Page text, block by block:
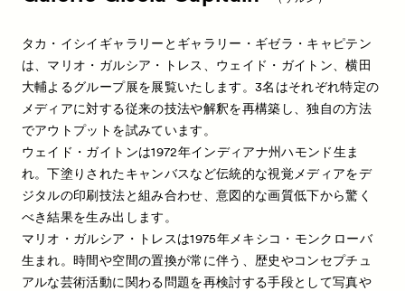
タカ・イシイギャラリーとギャラリー・ギゼラ・キャピテン
は、マリオ・ガルシア・トレス、ウェイド・ガイトン、横田
大輔よるグループ展を展覧いたします。3名はそれぞれ特定の
メディアに対する従来の技法や解釈を再構築し、独自の方法
でアウトプットを試みています。
ウェイド・ガイトンは1972年インディアナ州ハモンド生ま
れ。下塗りされたキャンバスなど伝統的な視覚メディアをデ
ジタルの印刷技法と組み合わせ、意図的な画質低下から驚く
べき結果を生み出します。
マリオ・ガルシア・トレスは1975年メキシコ・モンクローバ
生まれ。時間や空間の置換が常に伴う、歴史やコンセプチュ
アルな芸術活動に関わる問題を再検討する手段として写真や